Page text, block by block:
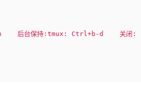
后台保持:tmux: Ctrl+b-d    关闭: